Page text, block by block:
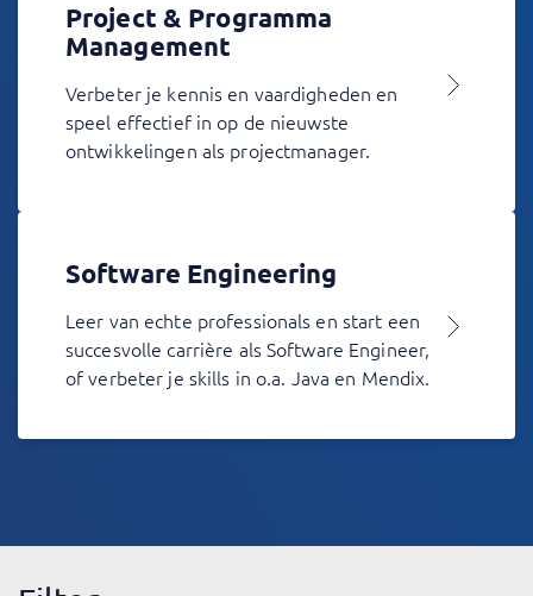
Project & Programma
Management
Verbeter je kennis en vaardigheden en
speel effectief in op de nieuwste
ontwikkelingen als projectmanager.
Software Engineering
Leer van echte professionals en start een
succesvolle carrière als Software Engineer,
of verbeter je skills in o.a. Java en Mendix.